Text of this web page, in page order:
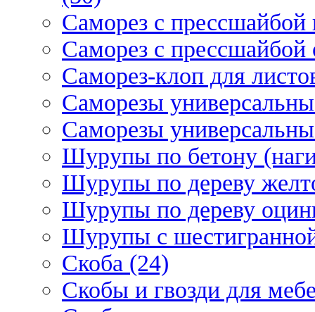
Саморез с прессшайбой
Саморез с
Саморез-клоп для
Саморезы
Саморезы
Шурупы по бетону
Шурупы по дереву
Шурупы по дереву
Шурупы с
Скоба (24)
Скобы и гвозди для